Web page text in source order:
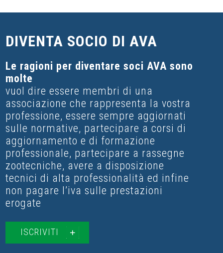
DIVENTA SOCIO DI AVA
Le ragioni per diventare soci AVA sono
molte
vuol dire essere membri di una
associazione che rappresenta la vostra
professione, essere sempre aggiornati
sulle normative, partecipare a corsi di
aggiornamento e di formazione
professionale, partecipare a rassegne
zootecniche, avere a disposizione
tecnici di alta professionalità ed infine
non pagare l’iva sulle prestazioni
erogate
ISCRIVITI